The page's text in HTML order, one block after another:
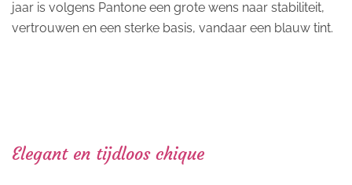
jaar is volgens Pantone een grote wens naar stabiliteit,
vertrouwen en een sterke basis, vandaar een blauw tint.
Elegant en tijdloos chique